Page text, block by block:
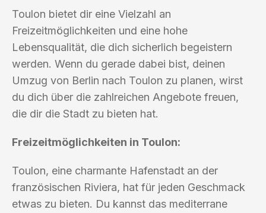
Toulon bietet dir eine Vielzahl an
Freizeitmöglichkeiten und eine hohe
Lebensqualität, die dich sicherlich begeistern
werden. Wenn du gerade dabei bist, deinen
Umzug von Berlin nach Toulon zu planen, wirst
du dich über die zahlreichen Angebote freuen,
die dir die Stadt zu bieten hat.
Freizeitmöglichkeiten in Toulon:
Toulon, eine charmante Hafenstadt an der
französischen Riviera, hat für jeden Geschmack
etwas zu bieten. Du kannst das mediterrane